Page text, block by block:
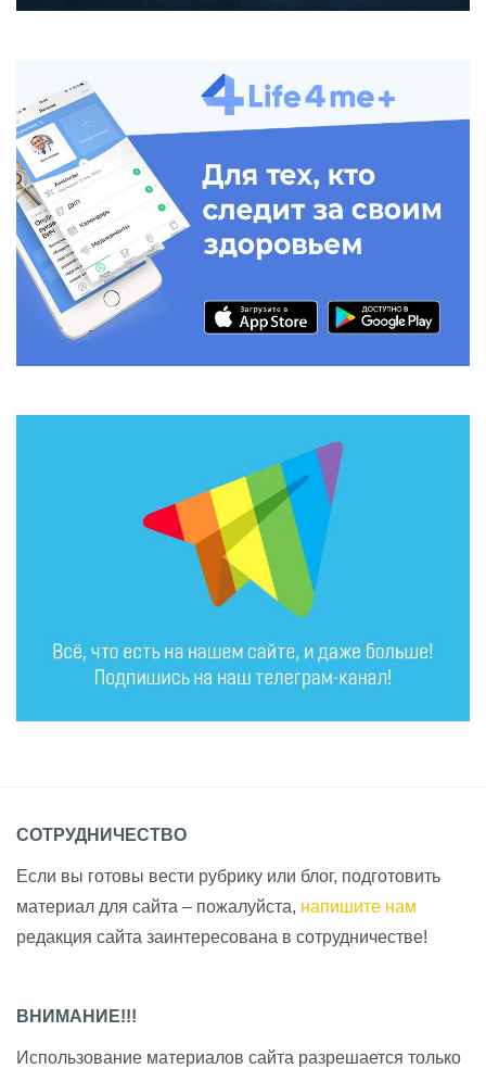
СОТРУДНИЧЕСТВО
Если вы готовы вести рубрику или блог, подготовить
материал для сайта – пожалуйста, напишите нам
редакция сайта заинтересована в сотрудничестве!
ВНИМАНИЕ!!!
Использование материалов сайта разрешается только